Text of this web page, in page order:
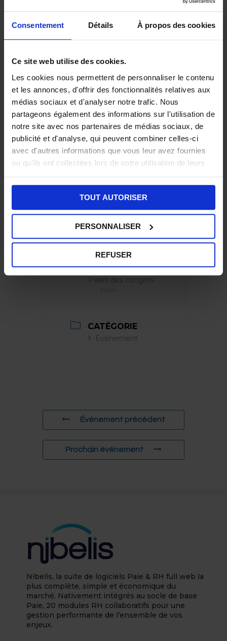
Consentement Détails À propos des cookies
Ce site web utilise des cookies.
Les cookies nous permettent de personnaliser le contenu
et les annonces, d'offrir des fonctionnalités relatives aux
médias sociaux et d'analyser notre trafic. Nous
partageons également des informations sur l'utilisation de
notre site avec nos partenaires de médias sociaux, de
publicité et d'analyse, qui peuvent combiner celles-ci
avec d'autres informations que vous leur avez fournies
ou qu'ils ont collectées lors de votre utilisation de leurs
services.
TOUT AUTORISER
PERSONNALISER
REFUSER
Étiquettes : ÉVÉNEMENT
DATE
9 septembre 2025
Expiré!
Date :9
septembre 2025
entière
LIEU
CATÉGORIE
Evénement
Événement précédent
Prochain événement
Nibelis, la suite de logiciels Paie & RH full web la
plus complète, simple et économique du
marché. Nativement intégrés au socle de base
Paie, 20 modules RH collaboratifs pour une
gestion performante de l’ensemble de vos
enjeux.